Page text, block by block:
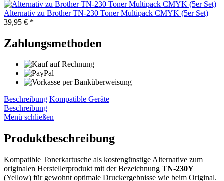
Alternativ zu Brother TN-230 Toner Multipack CMYK (5er Set)
39,95 € *
Zahlungsmethoden
Beschreibung Kompatible Geräte
Beschreibung
Menü schließen
Produktbeschreibung
Kompatible Tonerkartusche als kostengünstige Alternative zum
originalen Herstellerprodukt mit der Bezeichnung TN-230Y
(Yellow) für gewohnt optimale Druckergebnisse wie beim Original.